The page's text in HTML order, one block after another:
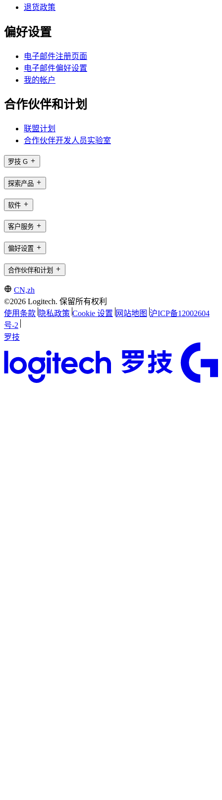
退货政策
偏好设置
电子邮件注册页面
电子邮件偏好设置
我的帐户
合作伙伴和计划
联盟计划
合作伙伴开发人员实验室
罗技 G
探索产品
软件
客户服务
偏好设置
合作伙伴和计划
CN,zh
©2026 Logitech. 保留所有权利
使用条款 隐私政策 Cookie 设置 网站地图 沪ICP备12002604
号-2
罗技